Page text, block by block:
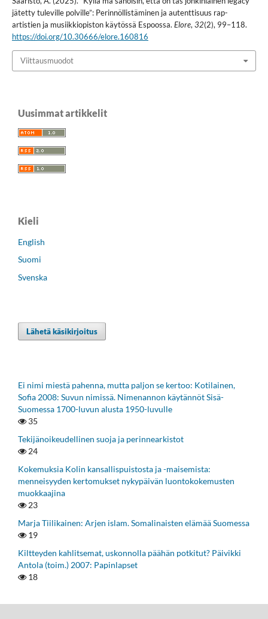
jätetty tuleville polville”: Perinnöllistäminen ja autenttisuus rap-
artistien ja musiikkiopiston käytössä Espoossa. Elore, 32(2), 99–118.
https://doi.org/10.30666/elore.160816
Viittausmuodot
Uusimmat artikkelit
Kieli
English
Suomi
Svenska
Lähetä käsikirjoitus
Ei nimi miestä pahenna, mutta paljon se kertoo: Kotilainen,
Sofia 2008: Suvun nimissä. Nimenannon käytännöt Sisä-
Suomessa 1700-luvun alusta 1950-luvulle
35
Tekijänoikeudellinen suoja ja perinnearkistot
24
Kokemuksia Kolin kansallispuistosta ja -maisemista:
menneisyyden kertomukset nykypäivän luontokokemusten
muokkaajina
23
Marja Tiilikainen: Arjen islam. Somalinaisten elämää Suomessa
19
Kiltteyden kahlitsemat, uskonnolla päähän potkitut? Päivikki
Antola (toim.) 2007: Papinlapset
18